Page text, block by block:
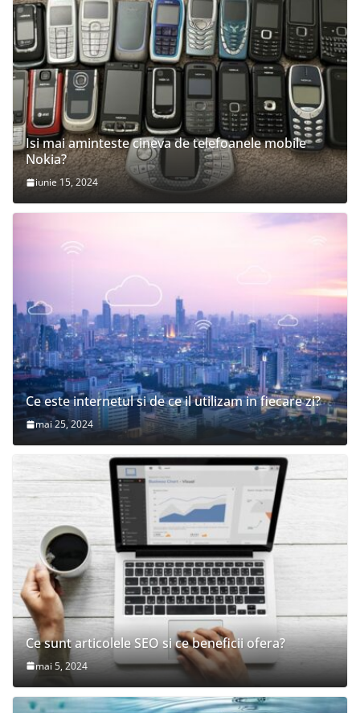
Isi mai aminteste cineva de telefoanele mobile
Nokia?
iunie 15, 2024
Ce este internetul si de ce il utilizam in fiecare zi?
mai 25, 2024
Ce sunt articolele SEO si ce beneficii ofera?
mai 5, 2024